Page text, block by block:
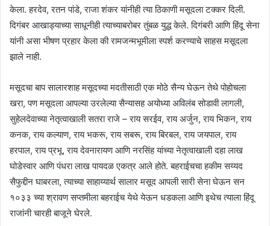
केला. हरदेव, रतन पांडे, राजा शंकर यांनीही त्या ठिकाणी मसूदला टक्कर दिली.
दिगंबर आखाड्याच्या साधूनीही त्याच्याबरोबर तुंबळ युद्ध केले. दिगंबरी आणि हिंदू सेना
यांनी असा भीषण प्रहार केला की रामजन्मभूमीला स्पर्श करण्याचे साहस मसूदला
झाले नाही.
मसूदचा बाप सालारशाह मसूदच्या मदतीसाठी एक मोठे सैन्य घेऊन तेथे पोहोचला
खरा, पण मसूदला आपल्या उरलेल्या सैन्यासह अयोध्या अविलंब सोडावी लागली,
सुहेलदेवाच्या नेतृत्वाखाली सतरा राजे – राय सरईव, राय अर्जुन, राय भिकन, राय
कनक, राय कल्याण, राय भकरू, राय सबरू, राय बिरबल, राय जयपाल, राय
हरपाल, राय प्रभू, राय देवनारायण आणि नरसिंह यांच्या नेतृत्वाखाली दहा लाख
घोडेस्वार आणि पंधरा लाख पायदळ एकत्र आले होते. बहराईचचा हकीम सय्यद
सैफुद्दीन घाबरला, त्याच्या साहाय्यार्थ सालार मसूद आपली सारी सेना घेऊन सन
१०३३ च्या श्रावण सप्तमीला बहराईच येथे येऊन धडकला आणि इथेच त्याला हिंदू
राजांनी चारही बाजूने घेरले.